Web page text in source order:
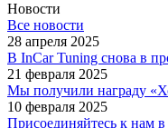
Новости
Все новости
28 апреля 2025
В InCar Tuning снова в
21 февраля 2025
Мы получили награду
10 февраля 2025
Присоединяйтесь к нам